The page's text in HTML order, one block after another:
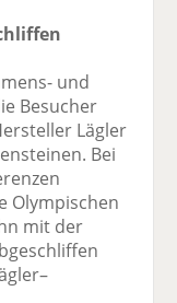
und
Besucher
Lägler
Bei
Olympischen
mit der